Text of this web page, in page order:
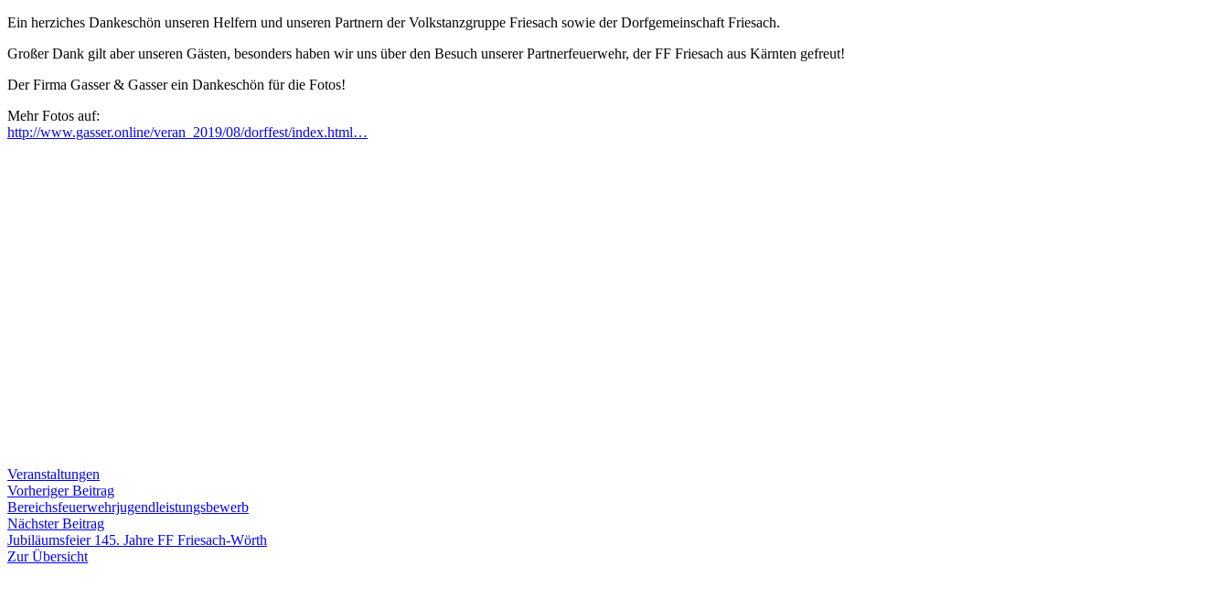
Ein herziches Dankeschön unseren Helfern und unseren Partnern der Volkstanzgruppe Friesach sowie der Dorfgemeinschaft Friesach.
Großer Dank gilt aber unseren Gästen, besonders haben wir uns über den Besuch unserer Partnerfeuerwehr, der FF Friesach aus Kärnten gefreut!
Der Firma Gasser & Gasser ein Dankeschön für die Fotos!
Mehr Fotos auf:
http://www.gasser.online/veran_2019/08/dorffest/index.html…
Veranstaltungen
Beitragsnavigation
Vorheriger BeitragVorheriger
Beitrag:
Bereichsfeuerwehrjugendleistungsbewerb
Nächster BeitragNächster
Beitrag:
Jubiläumsfeier 145. Jahre FF Friesach-Wörth
Zur Übersicht